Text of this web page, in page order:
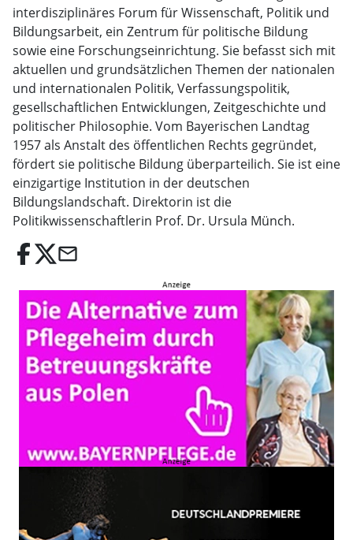
interdisziplinäres Forum für Wissenschaft, Politik und
Bildungsarbeit, ein Zentrum für politische Bildung
sowie eine Forschungseinrichtung. Sie befasst sich mit
aktuellen und grundsätzlichen Themen der nationalen
und internationalen Politik, Verfassungspolitik,
gesellschaftlichen Entwicklungen, Zeitgeschichte und
politischer Philosophie. Vom Bayerischen Landtag
1957 als Anstalt des öffentlichen Rechts gegründet,
fördert sie politische Bildung überparteilich. Sie ist eine
einzigartige Institution in der deutschen
Bildungslandschaft. Direktorin ist die
Politikwissenschaftlerin Prof. Dr. Ursula Münch.
email